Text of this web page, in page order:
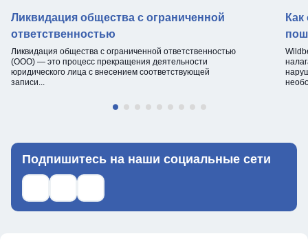
Ликвидация общества с ограниченной
ответственностью
Ликвидация общества с ограниченной ответственностью
(ООО) — это процесс прекращения деятельности
юридического лица с внесением соответствующей
записи...
Подпишитесь на наши социальные сети
Ссылка на телеграм
Ссылка на maxСсылка на ВКонтакте